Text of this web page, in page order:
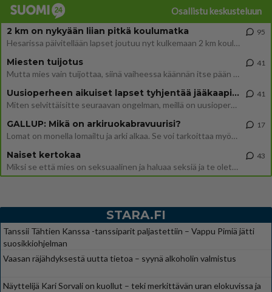
Osallistu keskusteluun
2 km on nykyään liian pitkä koulumatka
Hesarissa päivitellään lapset joutuu nyt kulkemaan 2 km kouluun jösses. Ruostefillarilla tuo matka menee vaikka miten äk
95
Miesten tuijotus
Mutta mies vain tuijottaa, siinä vaiheessa käännän itse pään pois. Mikä juttu? Yleensä jos joku tuijottaa tai katsoo, hä
41
Uusioperheen aikuiset lapset tyhjentää jääkaapin käydessään
Miten selvittäisitte seuraavan ongelman, meillä on uusioperhe, minulla teini-ikäiset lapset ja puolisolla aikuiset, jotk
41
GALLUP: Mikä on arkiruokabravuurisi?
Lomat on monella lomailtu ja arki alkaa. Se voi tarkoittaa myös sitä, että grillailut on grillattu ja palataan arjen ruo
17
Naiset kertokaa
Miksi se että mies on seksuaalinen ja haluaa seksiä ja te olette hänen mielestänne haluttava on vastenmielistä? Mikä sii
43
STARA.FI
Tanssii Tähtien Kanssa -tanssiparit paljastettiin – Vappu Pimiä jätti
suosikkiohjelman
Vaasan räjähdyksestä uutta tietoa – syynä alkoholin valmistus
Näyttelijä Kari Sorvali on kuollut – teki merkittävän uran elokuvissa ja